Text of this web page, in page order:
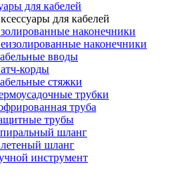
для кабелей
для кабелей
наконечники
наконечники
вводы
корды
стяжки
трубки
труба
трубы
шланг
шланг
инструмент